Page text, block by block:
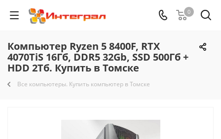
0
Компьютер Ryzen 5 8400F, RTX
4070TiS 16Гб, DDR5 32Gb, SSD 500Гб +
HDD 2Тб. Купить в Томске
Все компьютеры. Купить компьютер в Томске